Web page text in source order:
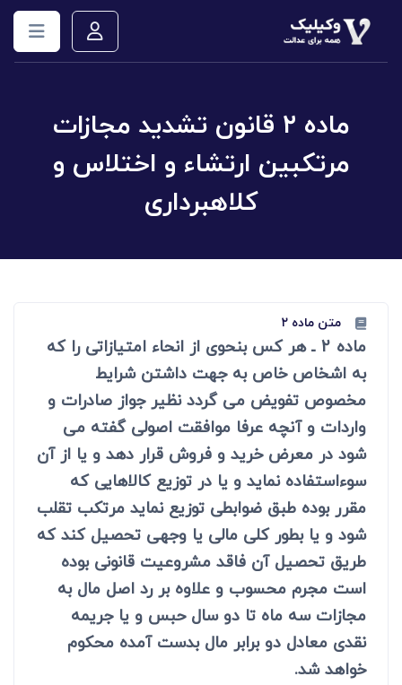
ماده ۲ قانون تشدید مجازات
مرتکبین ارتشاء و اختلاس و
کلاهبرداری
متن ماده ۲
ماده 2 ـ هر کس بنحوی از انحاء امتیازاتی را که
به اشخاص خاص به جهت داشتن شرایط
مخصوص تفویض می گردد نظیر جواز صادرات و
واردات و آنچه عرفا موافقت اصولی گفته می
شود در معرض خرید و فروش قرار دهد و یا از آن
سوءاستفاده نماید و یا در توزیع کالاهایی که
مقرر بوده طبق ضوابطی توزیع نماید مرتکب تقلب
شود و یا بطور کلی مالی یا وجهی تحصیل کند که
طریق تحصیل آن فاقد مشروعیت قانونی بوده
است مجرم محسوب و علاوه بر رد اصل مال به
مجازات سه ماه تا دو سال حبس و یا جریمه
نقدی معادل دو برابر مال بدست آمده محکوم
خواهد شد.